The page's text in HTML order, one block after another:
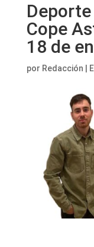
Cope
18 de
por Redacción